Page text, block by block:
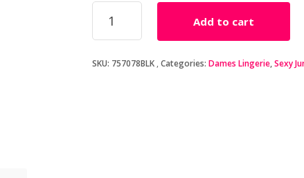
Transparant
Jurkje
Reckless
Zwart
Add to cart
SKU: 757078BLK Categories: Dames Lingerie,Sexy